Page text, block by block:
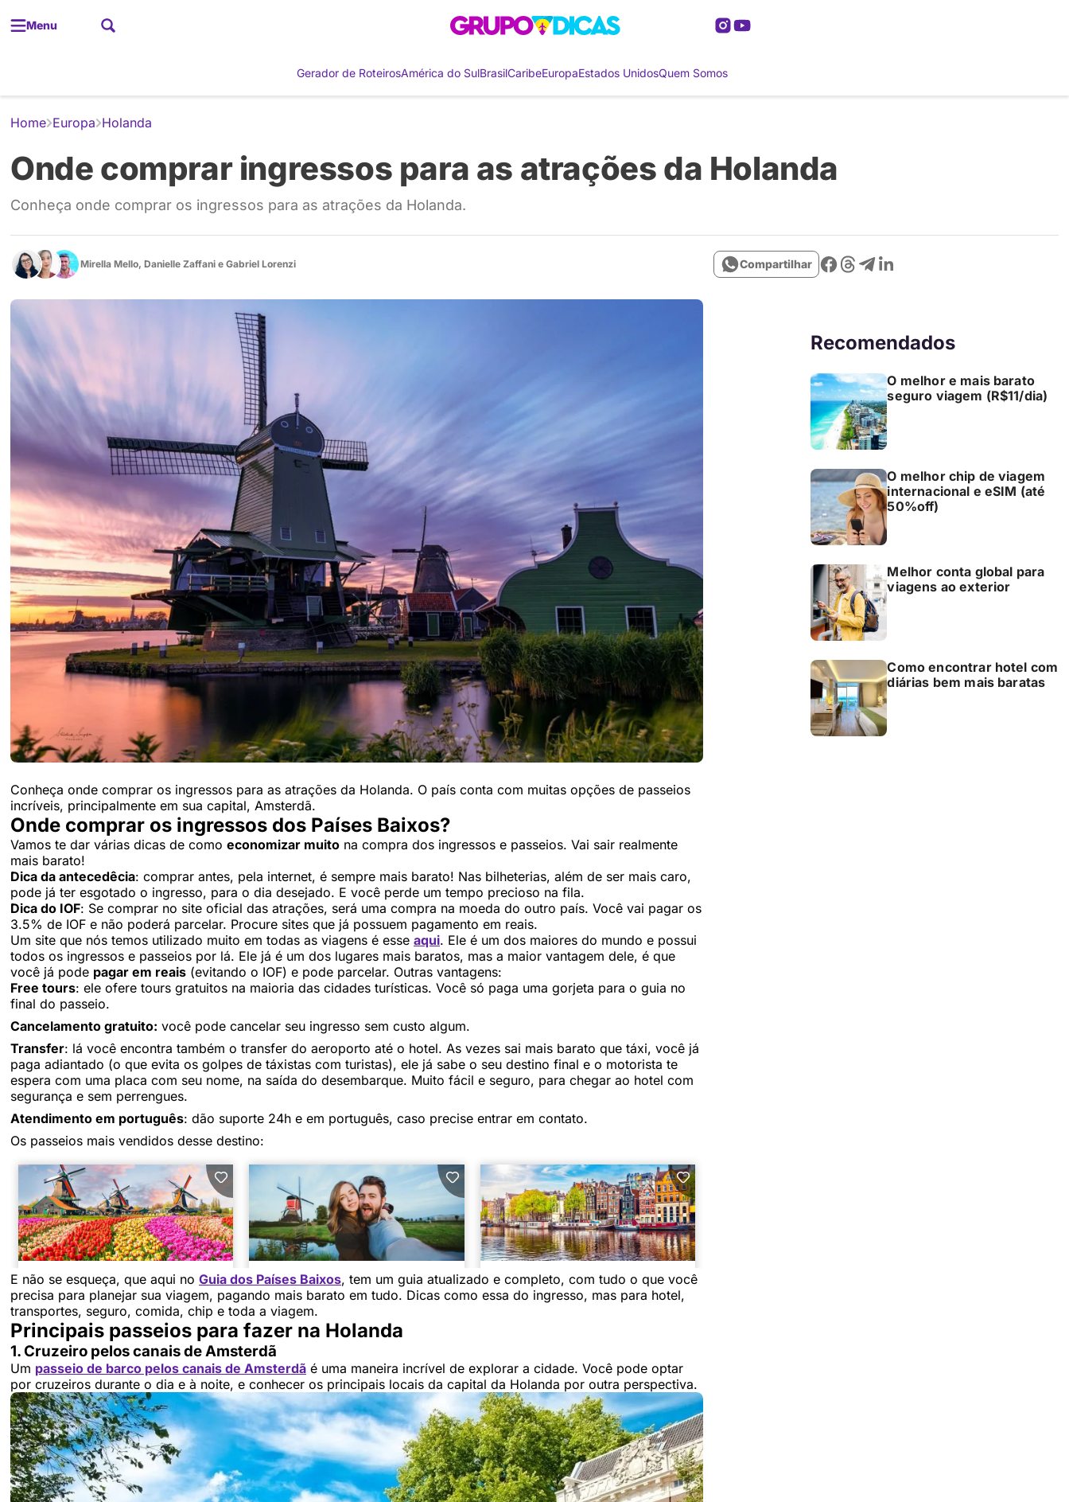
Menu
Gerador de RoteirosAmérica do SulBrasilCaribeEuropaEstados UnidosQuem Somos
Home Europa Holanda
Onde comprar ingressos para as atrações da Holanda
Conheça onde comprar os ingressos para as atrações da Holanda.
Mirella Mello, Danielle Zaffani e Gabriel Lorenzi Compartilhar
Conheça onde comprar os ingressos para as atrações da Holanda. O país conta com muitas opções de passeios
incríveis, principalmente em sua capital, Amsterdã.
Onde comprar os ingressos dos Países Baixos?
Vamos te dar várias dicas de como economizar muito na compra dos ingressos e passeios. Vai sair realmente
mais barato!
Dica da antecedêcia: comprar antes, pela internet, é sempre mais barato! Nas bilheterias, além de ser mais caro,
pode já ter esgotado o ingresso, para o dia desejado. E você perde um tempo precioso na fila.
Dica do IOF: Se comprar no site oficial das atrações, será uma compra na moeda do outro país. Você vai pagar os
3.5% de IOF e não poderá parcelar. Procure sites que já possuem pagamento em reais.
Um site que nós temos utilizado muito em todas as viagens é esse aqui. Ele é um dos maiores do mundo e possui
todos os ingressos e passeios por lá. Ele já é um dos lugares mais baratos, mas a maior vantagem dele, é que
você já pode pagar em reais (evitando o IOF) e pode parcelar. Outras vantagens:
Free tours: ele ofere tours gratuitos na maioria das cidades turísticas. Você só paga uma gorjeta para o guia no
final do passeio.
Cancelamento gratuito: você pode cancelar seu ingresso sem custo algum.
Transfer: lá você encontra também o transfer do aeroporto até o hotel. As vezes sai mais barato que táxi, você já
paga adiantado (o que evita os golpes de táxistas com turistas), ele já sabe o seu destino final e o motorista te
espera com uma placa com seu nome, na saída do desembarque. Muito fácil e seguro, para chegar ao hotel com
segurança e sem perrengues.
Atendimento em português: dão suporte 24h e em português, caso precise entrar em contato.
Os passeios mais vendidos desse destino:
E não se esqueça, que aqui no Guia dos Países Baixos, tem um guia atualizado e completo, com tudo o que você
precisa para planejar sua viagem, pagando mais barato em tudo. Dicas como essa do ingresso, mas para hotel,
transportes, seguro, comida, chip e toda a viagem.
Principais passeios para fazer na Holanda
1. Cruzeiro pelos canais de Amsterdã
Um passeio de barco pelos canais de Amsterdã é uma maneira incrível de explorar a cidade. Você pode optar
por cruzeiros durante o dia e à noite, e conhecer os principais locais da capital da Holanda por outra perspectiva.
Recomendados
O melhor e mais barato
seguro viagem (R$11/dia)
O melhor chip de viagem
internacional e eSIM (até
50%off)
Melhor conta global para
viagens ao exterior
Como encontrar hotel com
diárias bem mais baratas